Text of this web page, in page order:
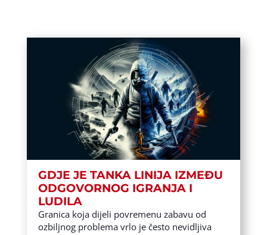
GDJE JE TANKA LINIJA IZMEĐU
ODGOVORNOG IGRANJA I
LUDILA
Granica koja dijeli povremenu zabavu od
ozbiljnog problema vrlo je često nevidljiva